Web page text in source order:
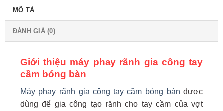
MÔ TẢ
ĐÁNH GIÁ (0)
Giới thiệu máy phay rãnh gia công tay
cầm bóng bàn
Máy phay rãnh gia công tay cầm bóng bàn được
dùng để gia công tạo rãnh cho tay cầm của vợt